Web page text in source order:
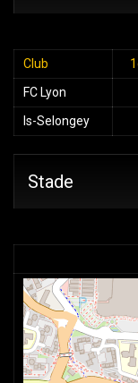
Club
FC Lyon
Is-Selongey
Stade